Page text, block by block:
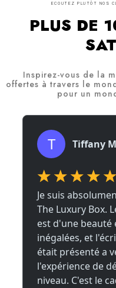
ECOUTEZ PLUTÔT NOS
PLUS DE
Inspirez-vous de la
offertes à travers le
pour un